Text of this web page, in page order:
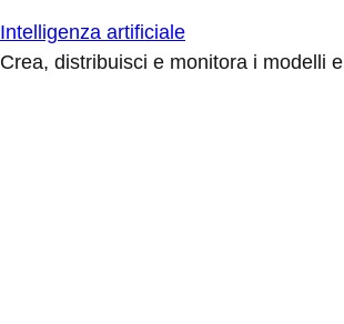
Intelligenza artificiale
Crea, distribuisci e monitora i modelli